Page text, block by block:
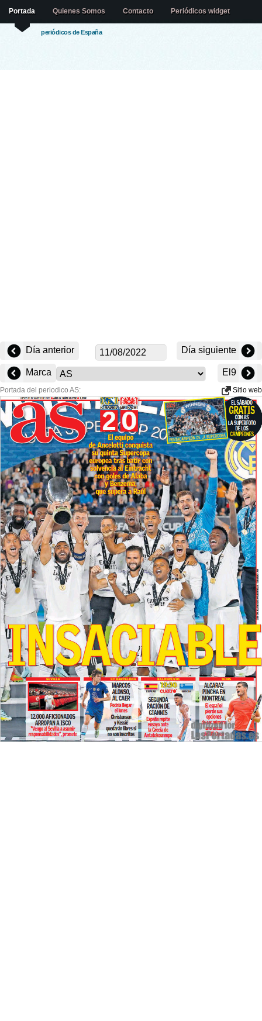
periódicos de España
Portada Quienes Somos Contacto Periódicos widget
Día anterior Día siguiente
Marca El9
Portada del periodico AS: Sitio web